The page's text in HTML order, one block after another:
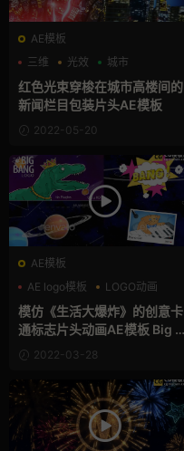
AE模板
三维
光效 城市
红色光束穿梭在城市高楼间的
新闻栏目包装片头AE模板
2022-05-20
AE模板
AE logo模板
LOGO动画
儿童
模仿《生活大爆炸》的创意卡
通标志片头动画AE模板 Big B
ang Logo
2022-03-28